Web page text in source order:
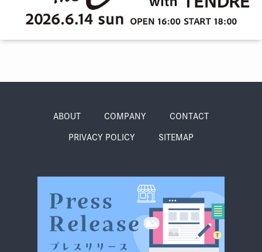
CLOSE
ABOUT COMPANY CONTACT
PRIVACY POLICY SITEMAP